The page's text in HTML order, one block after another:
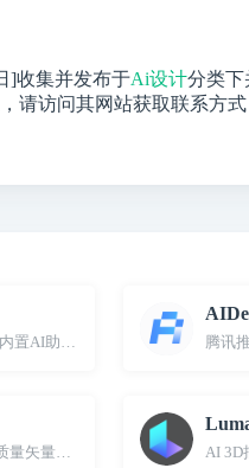
]收集并发布于Ai设计分类下
请访问其网站获取联系方式
置AI助手，支持AI文生图、AI对
腾讯
量矢量艺术画、图标、3D图片和插
AI 3D